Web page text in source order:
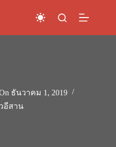
ธันวาคม 1, 2019
อีสาน